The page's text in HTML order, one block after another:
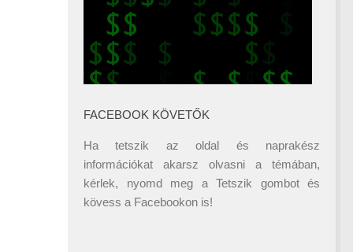
FACEBOOK KÖVETŐK
Ha tetszik az oldal és naprakész
információkat akarsz olvasni a témában,
kérlek, nyomd meg a Tetszik gombot és
kövess a Facebookon is!